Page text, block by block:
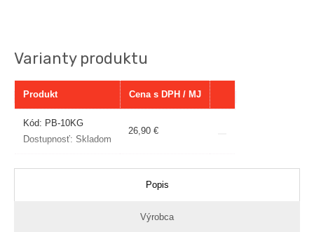
Varianty produktu
Produkt Cena s DPH / MJ
Kód: PB-10KG
Dostupnosť: Skladom
26,90 €
Popis
Výrobca